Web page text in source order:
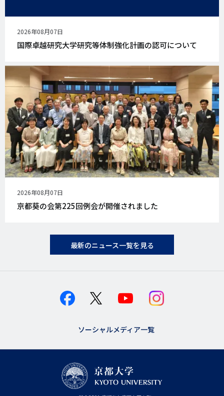
公
開
日
2026年08月07日
国際卓越研究大学研究等体制強化計画の認可について
公
開
日
2026年08月07日
京都葵の会第225回例会が開催されました
最新のニュース一覧を見る
ソーシャルメディア一覧